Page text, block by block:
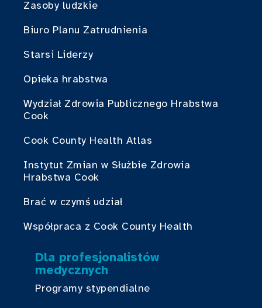
Zasoby ludzkie
Biuro Planu Zatrudnienia
Starsi Liderzy
Opieka hrabstwa
Wydział Zdrowia Publicznego Hrabstwa
Cook
Cook County Health Atlas
Instytut Zmian w Służbie Zdrowia
Hrabstwa Cook
Brać w czymś udział
Współpraca z Cook County Health
Dla profesjonalistów
medycznych
Programy stypendialne